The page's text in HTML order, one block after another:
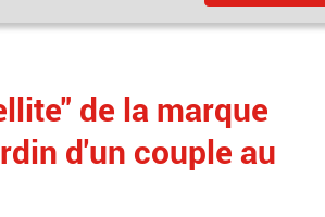
de la marque
d'un couple au